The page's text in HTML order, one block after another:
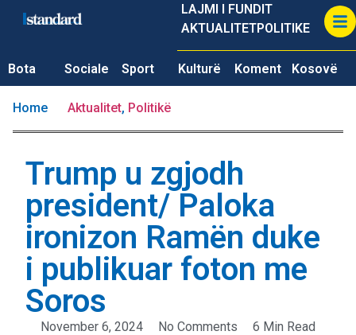
LAJMI I FUNDIT
AKTUALITETPOLITIKE
Bota Sociale Sport Kulturë Koment Kosovë
Home Aktualitet, Politikë
Trump u zgjodh
president/ Paloka
ironizon Ramën duke
i publikuar foton me
Soros
November 6, 2024 No Comments
6 Min Read